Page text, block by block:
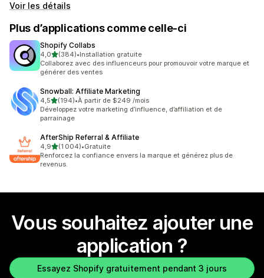
Voir les détails
Plus d’applications comme celle-ci
Shopify Collabs
4,0étoile(s) sur 5
(384)
384 avis au total
•Installation gratuite
Collaborez avec des influenceurs pour promouvoir votre marque et
générer des ventes
Snowball: Affiliate Marketing
4,5étoile(s) sur 5
(194)
194 avis au total
•À partir de $249 /mois
Développez votre marketing d’influence, d’affiliation et de
parrainage
AfterShip Referral & Affiliate
4,9étoile(s) sur 5
(1 004)
1004 avis au total
•Gratuite
Renforcez la confiance envers la marque et générez plus de
revenus.
Vous souhaitez ajouter une
application ?
Essayez Shopify gratuitement pendant 3 jours